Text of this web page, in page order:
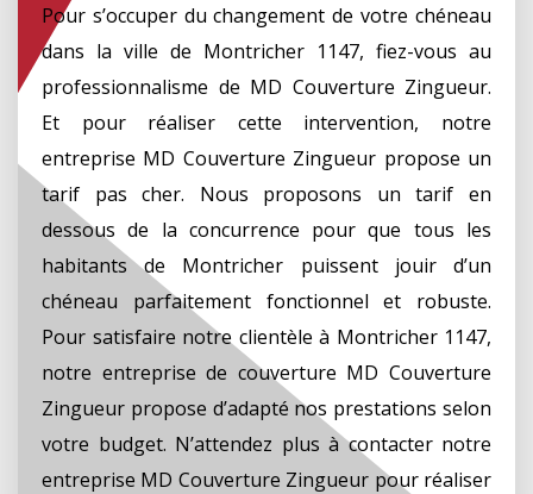
Pour s’occuper du changement de votre chéneau
dans la ville de Montricher 1147, fiez-vous au
professionnalisme de MD Couverture Zingueur.
Et pour réaliser cette intervention, notre
entreprise MD Couverture Zingueur propose un
tarif pas cher. Nous proposons un tarif en
dessous de la concurrence pour que tous les
habitants de Montricher puissent jouir d’un
chéneau parfaitement fonctionnel et robuste.
Pour satisfaire notre clientèle à Montricher 1147,
notre entreprise de couverture MD Couverture
Zingueur propose d’adapté nos prestations selon
votre budget. N’attendez plus à contacter notre
entreprise MD Couverture Zingueur pour réaliser